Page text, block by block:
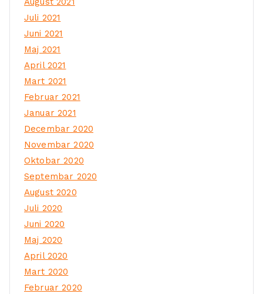
Juli 2021
Juni 2021
Maj 2021
April 2021
Mart 2021
Februar 2021
Januar 2021
Decembar 2020
Novembar 2020
Oktobar 2020
Septembar 2020
August 2020
Juli 2020
Juni 2020
Maj 2020
April 2020
Mart 2020
Februar 2020